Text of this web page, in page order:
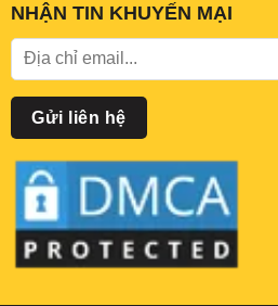
NHẬN TIN KHUYẾN MẠI